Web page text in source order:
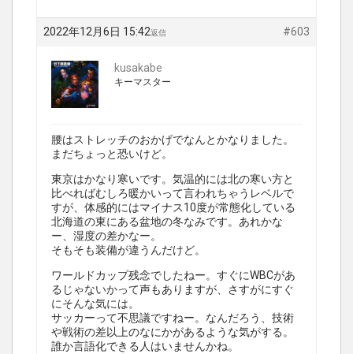
2022年12月6日 15:42 #603
返信
kusakabe
キーマスター
腰はストレッチのおかげでなんとかなりました。
まだちょっと恐いけど。
東京はかなり寒いです。気温的には北の寒い方と
比べればむしろ暖かいって言われちゃうレベルで
すが、体感的にはマイナス10度が常態化している
北海道の東にある盆地の冬なみです。あれかな
ー、湿度の差かなー。
そもそも装備が違うんだけど。
ワールドカップ残念でしたねー。すぐにWBCがあ
るじゃないかって声もありますが、さすがにすぐ
にそんな気には。
サッカーって不思議ですねー。なんだろう、技術
や戦術の差以上のなにかがあるような気がする。
誰か言語化できる人はいませんかね。